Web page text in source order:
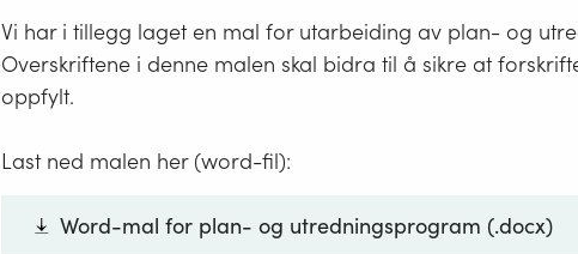
Vi har i tillegg laget en mal for utarbeiding av plan- og
Overskriftene i denne malen skal bidra til å sikre at
oppfylt.
Last ned malen her (word-fil):
Word-mal for plan- og utredningsprogram (.docx)